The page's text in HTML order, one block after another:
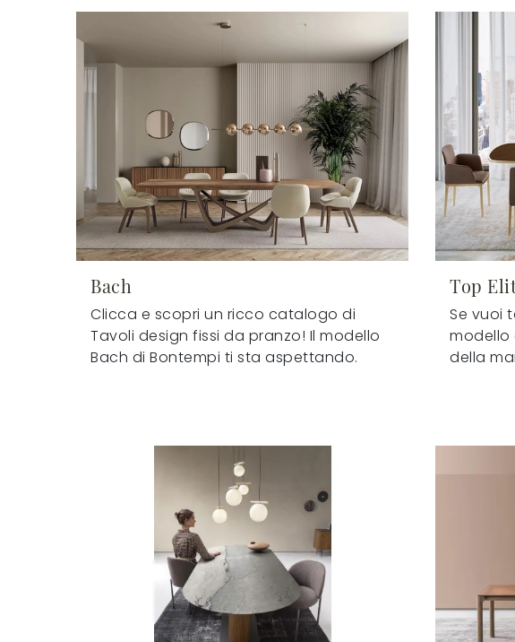
Bach
Clicca e scopri un ricco catalogo di
Tavoli design fissi da pranzo! Il modello
Bach di Bontempi ti sta aspettando.
Top
Se vuoi
modello
della